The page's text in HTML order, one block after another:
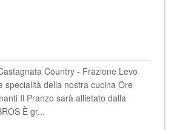
Country - Frazione Levo
specialità della nostra cucina Ore
Il Pranzo sarà allietato dalla
È gr...